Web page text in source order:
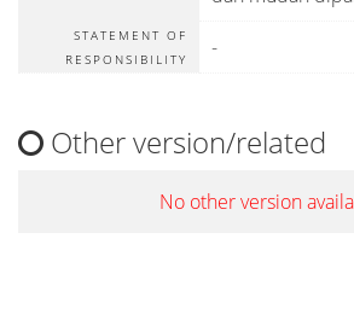
STATEMENT OF
RESPONSIBILITY
-
Other version/related
No other version